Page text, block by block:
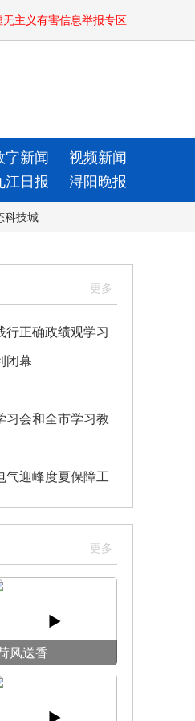
无主义有害信息举报专区
字新闻
视频新闻
江日报 浔阳晚报
科技城
行正确政绩观学习
闭幕
习会和全市学习教
气迎峰度夏保障工
风送香